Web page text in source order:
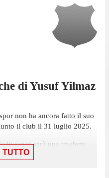
di Yusuf Yilmaz
non ha ancora fatto il suo
il club il 31 luglio 2025.
sarà una trasferta
TUTTO